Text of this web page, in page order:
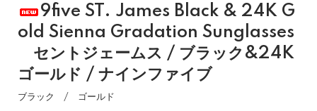
9five ST. James Black & 24K G
old Sienna Gradation Sunglasses
セントジェームス / ブラック&24K
ゴールド / ナインファイブ
ブラック / ゴールド